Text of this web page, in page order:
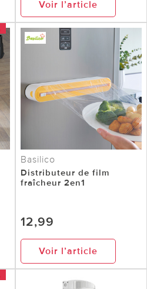
Voir l’article
Basilico
Distributeur de film
fraîcheur 2en1
12,99
Voir l’article